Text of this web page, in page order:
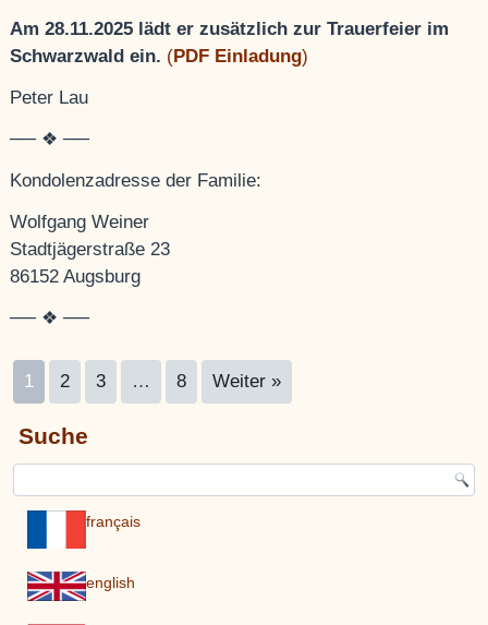
Am 28.11.2025 lädt er zusätzlich zur Trauerfeier im
Schwarzwald ein. (PDF Einladung)
Peter Lau
── ❖ ──
Kondolenzadresse der Familie:
Wolfgang Weiner
Stadtjägerstraße 23
86152 Augsburg
── ❖ ──
1 2 3 … 8 Weiter »
Suche
français
english